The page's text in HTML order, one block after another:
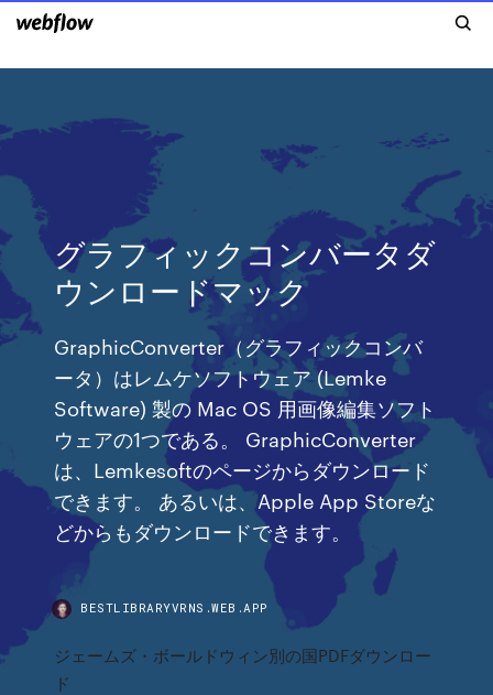
グラフィックコンバータダ
ウンロードマック
GraphicConverter（グラフィックコンバ
ータ）はレムケソフトウェア (Lemke
Software) 製の Mac OS 用画像編集ソフト
ウェアの1つである。 GraphicConverter
は、Lemkesoftのページからダウンロード
できます。 あるいは、Apple App Storeな
どからもダウンロードできます。
BESTLIBRARYVRNS.WEB.APP
ジェームズ・ボールドウィン別の国PDFダウンロー
ド